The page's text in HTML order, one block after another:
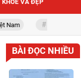
KHỎE VÀ ĐẸP
Quốc khánh 2-9
BÀI ĐỌC NHIỀU